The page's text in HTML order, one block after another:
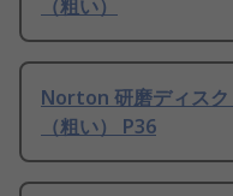
（粗い）
Norton 研磨ディスク
（粗い） P36